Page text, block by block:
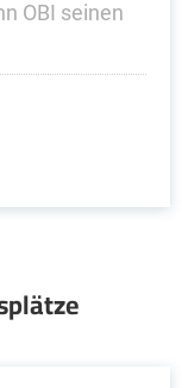
OBI seinen